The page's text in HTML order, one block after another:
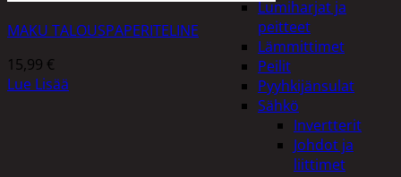
Lumiharjat ja
peitteet
Lämmittimet
Peilit
Pyyhkijänsulat
Sähkö
Invertterit
Johdot ja
liittimet
MAKU TALOUSPAPERITELINE
15,99 €
Lue Lisää